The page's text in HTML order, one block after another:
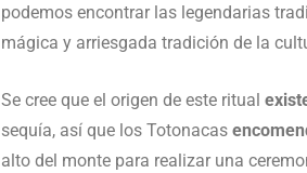
podemos encontrar las legendarias
mágica y arriesgada tradición de la
Se cree que el origen de este ritual
sequía, así que los Totonacas
alto del monte para realizar una